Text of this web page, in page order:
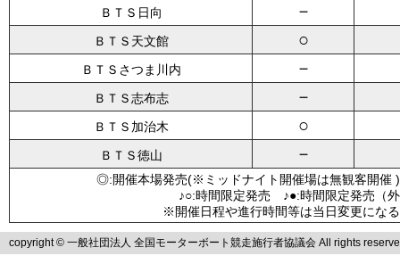
ＢＴＳ日向 －
ＢＴＳ天文館 ○
ＢＴＳさつま川内 －
ＢＴＳ志布志 －
ＢＴＳ加治木 ○
ＢＴＳ徳山 －
◎:開催本場発売(※ミッドナイト開催場は無観客
♪○:時間限定発売 ♪●:時間限定発売
※開催日程や進行時間等は当日変更にな
copyright © 一般社団法人 全国モーターボート競走施行者協議会 All rights